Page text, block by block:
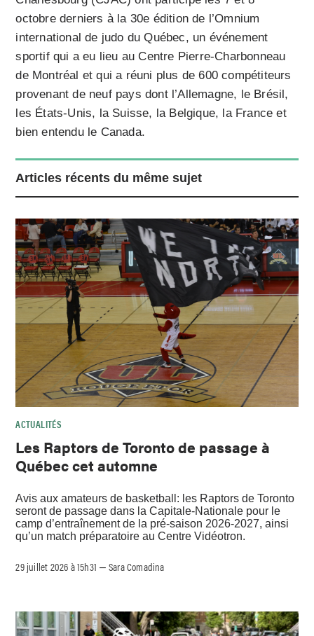
octobre derniers à la 30e édition de l’Omnium
international de judo du Québec, un événement
sportif qui a eu lieu au Centre Pierre-Charbonneau
de Montréal et qui a réuni plus de 600 compétiteurs
provenant de neuf pays dont l’Allemagne, le Brésil,
les États-Unis, la Suisse, la Belgique, la France et
bien entendu le Canada.
Articles récents du même sujet
ACTUALITÉS
Les Raptors de Toronto de passage à
Québec cet automne
Avis aux amateurs de basketball: les Raptors de Toronto
seront de passage dans la Capitale-Nationale pour le
camp d’entraînement de la pré-saison 2026-2027, ainsi
qu’un match préparatoire au Centre Vidéotron.
29 juillet 2026 à 15h31 –Sara Comadina